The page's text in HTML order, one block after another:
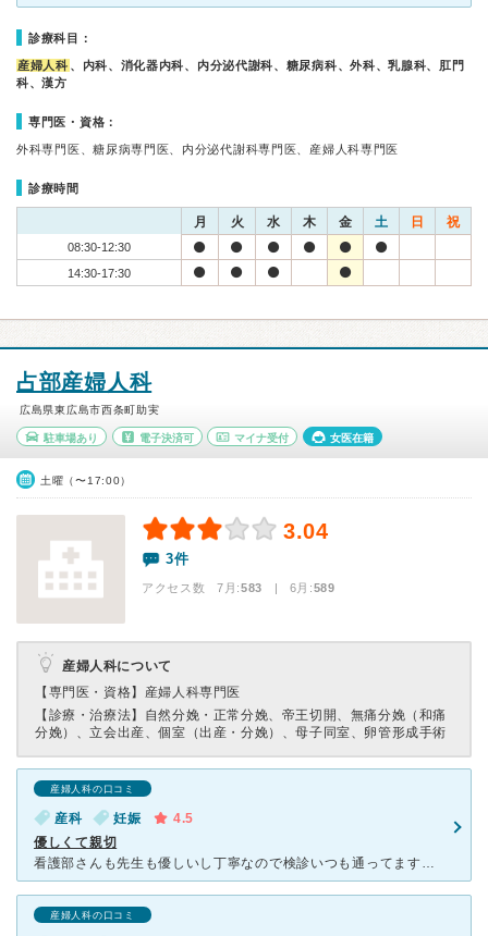
診療科目：
産婦人科 、内科、消化器内科、内分泌代謝科、糖尿病科、外科、乳腺科、肛門
科、漢方
専門医・資格：
外科専門医、糖尿病専門医、内分泌代謝科専門医、産婦人科専門医
診療時間
月 火 水 木 金 土 日 祝
08:30-12:30
14:30-17:30
占部産婦人科
広島県東広島市西条町助実
駐車場あり 電子決済可 マイナ受付 女医在籍
土曜（〜17:00）
3.04
3件
アクセス数 7月:583 | 6月:589
産婦人科について
【専門医・資格】 産婦人科専門医
【診療・治療法】 自然分娩・正常分娩、帝王切開、無痛分娩（和痛
分娩）、立会出産、個室（出産・分娩）、母子同室、卵管形成手術
産婦人科の口コミ
産科 妊娠
4.5
優しくて親切
看護部さんも先生も優しいし丁寧なので検診いつも通ってます。 ただ、年齢的に出産前検査がしたく、年齢的にも言われるだろうと待ってたら妊娠13週になっても 出産前検査のこと言われないので、こちらか
産婦人科の口コミ